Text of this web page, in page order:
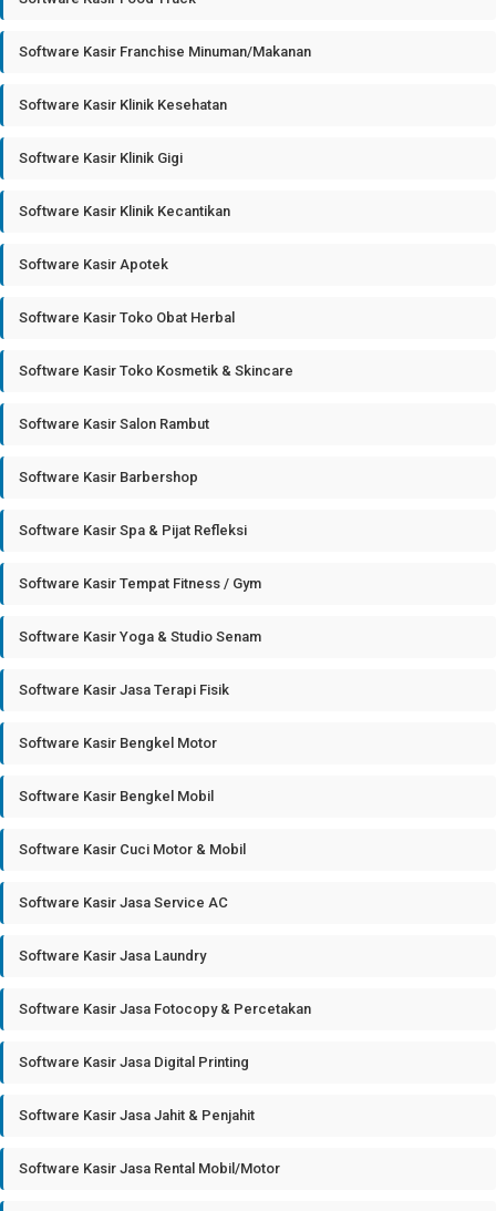
Software Kasir Franchise Minuman/Makanan
Software Kasir Klinik Kesehatan
Software Kasir Klinik Gigi
Software Kasir Klinik Kecantikan
Software Kasir Apotek
Software Kasir Toko Obat Herbal
Software Kasir Toko Kosmetik & Skincare
Software Kasir Salon Rambut
Software Kasir Barbershop
Software Kasir Spa & Pijat Refleksi
Software Kasir Tempat Fitness / Gym
Software Kasir Yoga & Studio Senam
Software Kasir Jasa Terapi Fisik
Software Kasir Bengkel Motor
Software Kasir Bengkel Mobil
Software Kasir Cuci Motor & Mobil
Software Kasir Jasa Service AC
Software Kasir Jasa Laundry
Software Kasir Jasa Fotocopy & Percetakan
Software Kasir Jasa Digital Printing
Software Kasir Jasa Jahit & Penjahit
Software Kasir Jasa Rental Mobil/Motor